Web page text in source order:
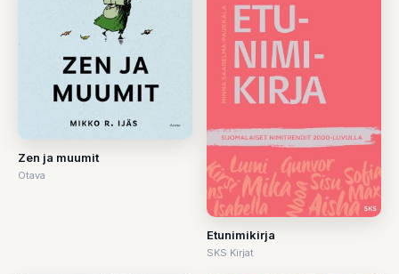
Zen ja muumit
Otava
Etunimikirja
SKS Kirjat